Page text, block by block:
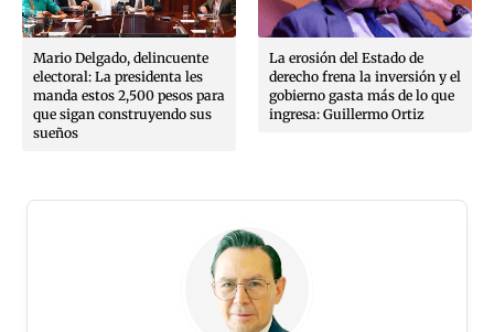
Mario Delgado, delincuente
electoral: La presidenta les
manda estos 2,500 pesos para
que sigan construyendo sus
sueños
La erosión del Estado de
derecho frena la inversión y el
gobierno gasta más de lo que
ingresa: Guillermo Ortiz